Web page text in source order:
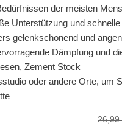
der meisten
Unterstützung und
gelenkschonend und
Dämpfung und
Zement Stock
oder andere Orte, um
26,99